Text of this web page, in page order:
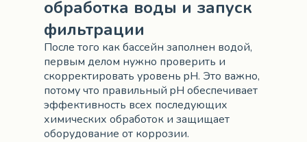
обработка воды и запуск
фильтрации
После того как бассейн заполнен водой,
первым делом нужно проверить и
скорректировать уровень pH. Это важно,
потому что правильный pH обеспечивает
эффективность всех последующих
химических обработок и защищает
оборудование от коррозии.